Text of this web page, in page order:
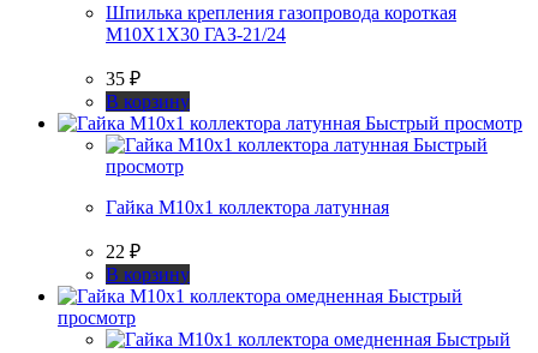
Шпилька крепления газопровода короткая
М10Х1Х30 ГАЗ-21/24
35 ₽
В корзину
Быстрый просмотр
Быстрый
просмотр
Гайка М10х1 коллектора латунная
22 ₽
В корзину
Быстрый
просмотр
Быстрый